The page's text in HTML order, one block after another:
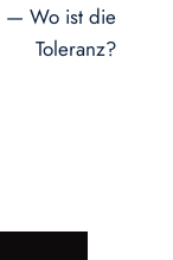
— Wo ist die
Toleranz?